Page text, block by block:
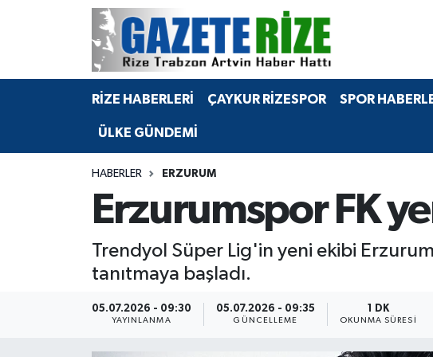
RİZE HABERLERİ ÇAYKUR RİZESPOR SPOR
ÜLKE GÜNDEMİ
HABERLER ERZURUM
Erzurumspor FK
Trendyol Süper Lig'in yeni ekibi
tanıtmaya başladı.
05.07.2026 - 09:30
YAYINLANMA
05.07.2026 - 09:35
GÜNCELLEME
1 DK
OKUNMA SÜRESI
BÖLGEMİZ
Bilim Teknoloji
Advertising news
Merkez Nöbetçi Eczaneler
Merkez Hava Durumu
Merkez Trafik Yoğunluk Haritası
Tüm Manşetler
Son Dakika Haberleri
Haber Arşivi